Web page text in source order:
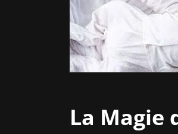
La Magie